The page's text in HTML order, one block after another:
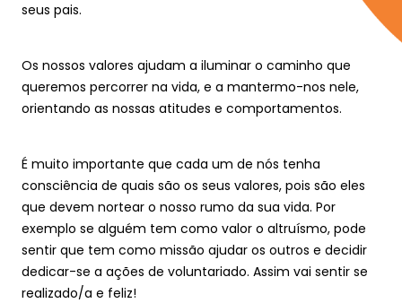
Precisa de ajuda?
Área Reservada
seus pais.
Os nossos valores ajudam a iluminar o caminho que
queremos percorrer na vida, e a mantermo-nos nele,
orientando as nossas atitudes e comportamentos.
É muito importante que cada um de nós tenha
consciência de quais são os seus valores, pois são eles
que devem nortear o nosso rumo da sua vida. Por
exemplo se alguém tem como valor o altruísmo, pode
sentir que tem como missão ajudar os outros e decidir
dedicar-se a ações de voluntariado. Assim vai sentir se
realizado/a e feliz!